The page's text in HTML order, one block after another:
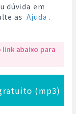
dúvida em
as Ajuda .
link abaixo para
(mp3)